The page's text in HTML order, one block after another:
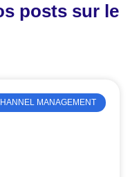
posts sur le
MANAGEMENT